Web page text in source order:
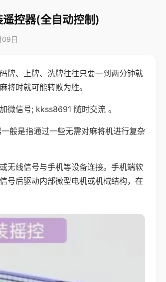
控器(全自动控制)
09日
牌、上牌、洗牌往往只要一到两分钟就
将时就可能转败为胜。
微信号; kkss8691 随时交流 。
般是指通过一些无需对麻将机进行复杂
无线信号与手机等设备连接。手机端软
号后驱动内部微型电机或机械结构，在